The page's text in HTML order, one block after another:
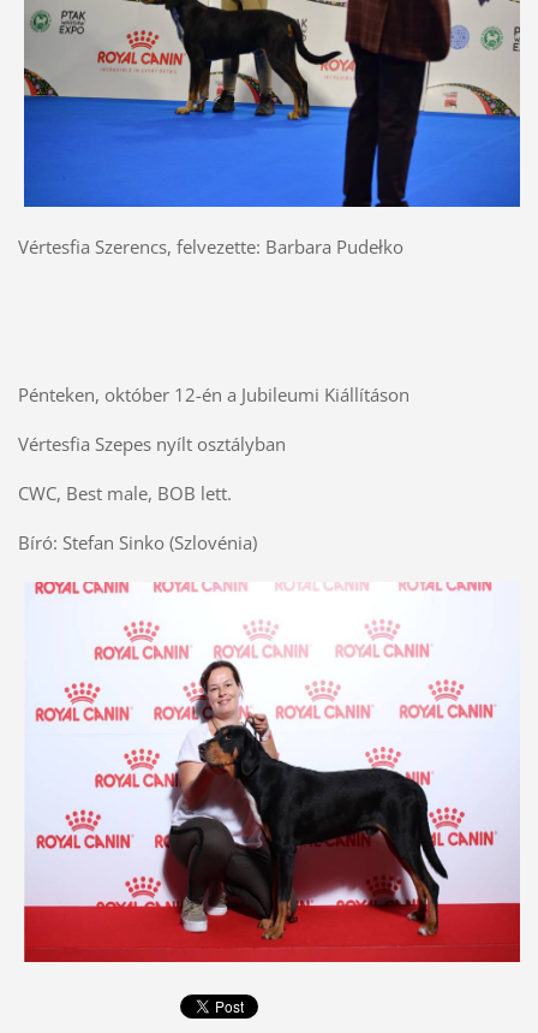
Vértesfia Szerencs, felvezette: Barbara Pudełko
Pénteken, október 12-én a Jubileumi Kiállításon
Vértesfia Szepes nyílt osztályban
CWC, Best male, BOB lett.
Bíró: Stefan Sinko (Szlovénia)